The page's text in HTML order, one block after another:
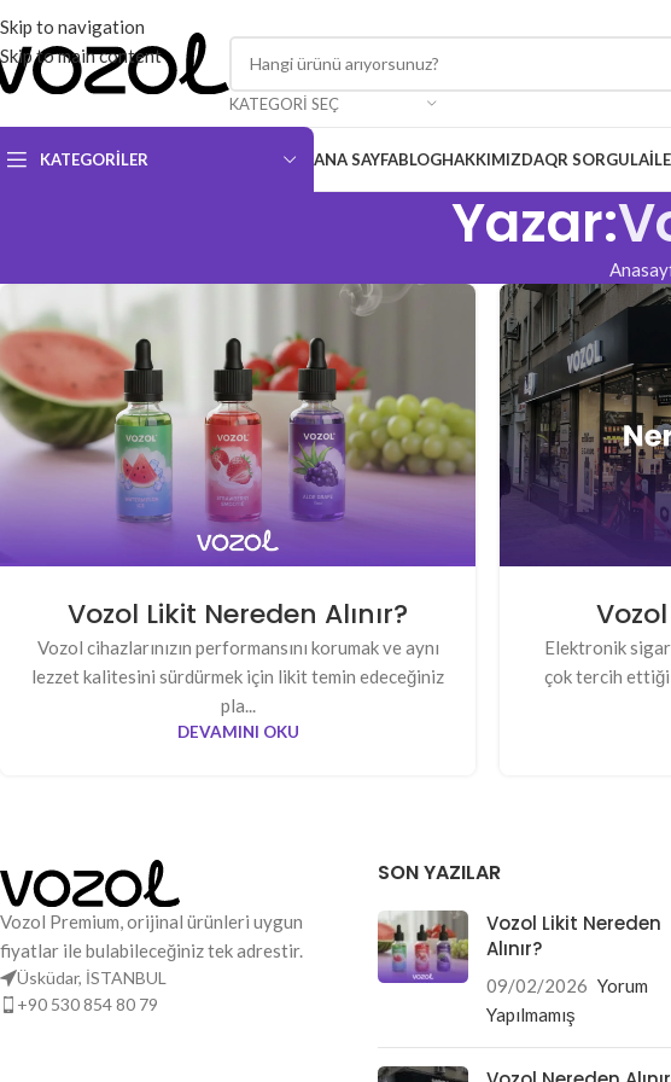
Skip to navigation
Skip to main content
KATEGORI SEÇ
KATEGORILER ANA SAYFABLOGHAKKIMIZDAQR SORGULA
Yazar:
Vozol Likit Nereden Alınır?
Vozol cihazlarınızın performansını korumak ve aynı
lezzet kalitesini sürdürmek için likit temin edeceğiniz
pla...
DEVAMINI OKU
Elektronik
çok tercih ettiği
Vozol Premium, orijinal ürünleri uygun
fiyatlar ile bulabileceğiniz tek adrestir.
Üsküdar, İSTANBUL
+90 530 854 80 79
SON YAZILAR
Vozol Likit Nereden
Alınır?
09/02/2026 Yorum
Yapılmamış